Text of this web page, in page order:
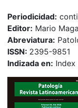
Periodicidad:
Editor: Mario
Abreviatura:
ISSN: 2395-9851
Indizada en: Index